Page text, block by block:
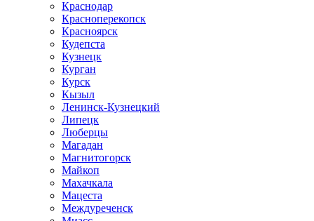
Краснодар
Красноперекопск
Красноярск
Кудепста
Кузнецк
Курган
Курск
Кызыл
Ленинск-Кузнецкий
Липецк
Люберцы
Магадан
Магнитогорск
Майкоп
Махачкала
Мацеста
Междуреченск